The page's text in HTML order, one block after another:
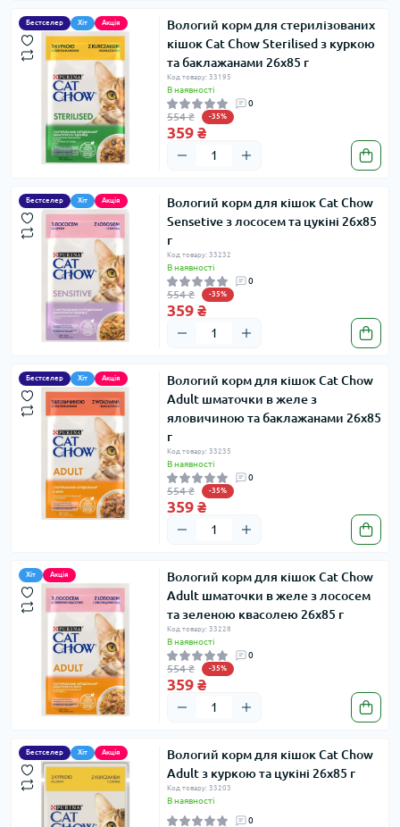
Бестселер Хіт Акція
Вологий корм для стерилізованих
кішок Cat Chow Sterilised з куркою
та баклажанами 26х85 г
Код товару: 33195
В наявності
0
554 ₴ -35%
359 ₴
Бестселер Хіт Акція
Вологий корм для кішок Cat Chow
Sensetive з лососем та цукіні 26х85
г
Код товару: 33232
В наявності
0
554 ₴ -35%
359 ₴
Бестселер Хіт Акція
Вологий корм для кішок Cat Chow
Adult шматочки в желе з
яловичиною та баклажанами 26х85
г
Код товару: 33235
В наявності
0
554 ₴ -35%
359 ₴
Хіт Акція
Вологий корм для кішок Cat Chow
Adult шматочки в желе з лососем
та зеленою квасолею 26х85 г
Код товару: 33228
В наявності
0
554 ₴ -35%
359 ₴
Бестселер Хіт Акція
Вологий корм для кішок Cat Chow
Adult з куркою та цукіні 26х85 г
Код товару: 33203
В наявності
0